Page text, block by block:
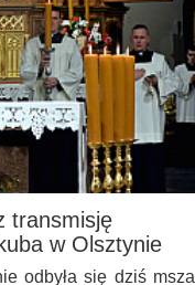
transmisję
w Olsztynie
odbyła się dziś msza